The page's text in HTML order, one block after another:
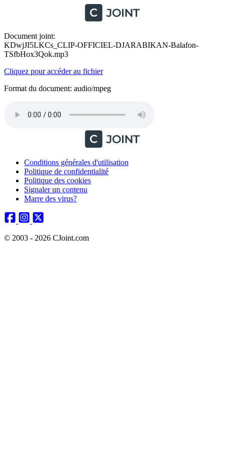
Document joint:
KDwjJI5LKCs_CLIP-OFFICIEL-DJARABIKAN-Balafon-
TSfbHox3Qok.mp3
Cliquez pour accéder au fichier
Format du document: audio/mpeg
Conditions générales d'utilisation
Politique de confidentialité
Politique des cookies
Signaler un contenu
Marre des virus?
© 2003 - 2026 CJoint.com